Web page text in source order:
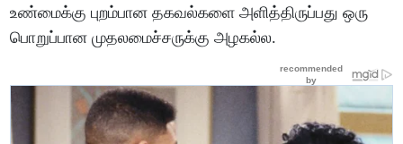
உண்மைக்கு புறம்பான தகவல்களை அளித்திருப்பது ஒரு
பொறுப்பான முதலமைச்சருக்கு அழகல்ல.